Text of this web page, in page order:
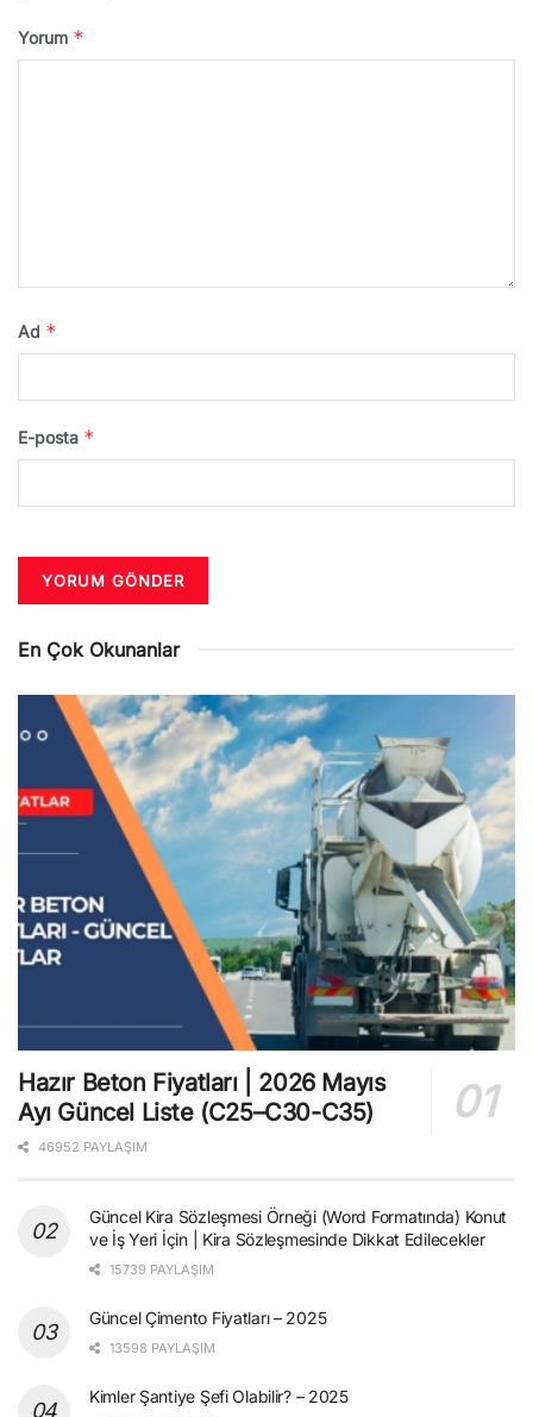
Yorum *
Ad *
E-posta *
En Çok Okunanlar
Hazır Beton Fiyatları | 2026 Mayıs
Ayı Güncel Liste (C25–C30-C35)
46952 PAYLAŞIM
Güncel Kira Sözleşmesi Örneği (Word Formatında) Konut
ve İş Yeri İçin | Kira Sözleşmesinde Dikkat Edilecekler
15739 PAYLAŞIM
Güncel Çimento Fiyatları – 2025
13598 PAYLAŞIM
Kimler Şantiye Şefi Olabilir? – 2025